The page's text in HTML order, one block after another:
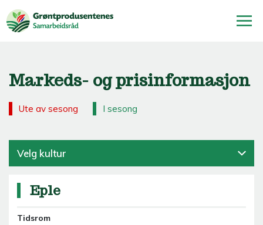
Markeds- og prisinformasjon
Ute av sesong I sesong
Velg kultur
Eple
Tidsrom